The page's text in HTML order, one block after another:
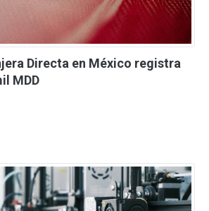
Directa en México registra
MDD